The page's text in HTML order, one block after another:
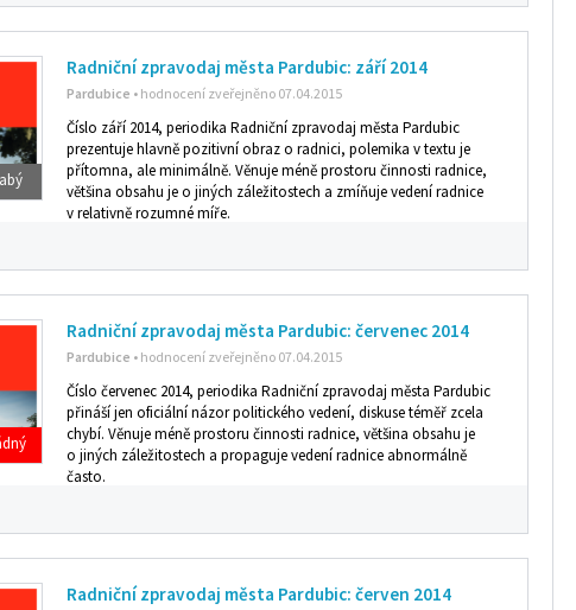
Radniční zpravodaj města Pardubic: září 2014
Pardubice • hodnocení zveřejněno 07.04.2015
Číslo září 2014, periodika Radniční zpravodaj města Pardubic
prezentuje hlavně pozitivní obraz o radnici, polemika v textu je
přítomna, ale minimálně. Věnuje méně prostoru činnosti radnice,
většina obsahu je o jiných záležitostech a zmíňuje vedení radnice
v relativně rozumné míře.
Radniční zpravodaj města Pardubic: červenec 2014
Pardubice • hodnocení zveřejněno 07.04.2015
Číslo červenec 2014, periodika Radniční zpravodaj města Pardubic
přináší jen oficiální názor politického vedení, diskuse téměř zcela
chybí. Věnuje méně prostoru činnosti radnice, většina obsahu je
o jiných záležitostech a propaguje vedení radnice abnormálně
často.
Radniční zpravodaj města Pardubic: červen 2014